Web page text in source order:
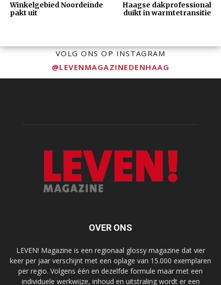
Winkelgebied Noordeinde
pakt uit
Haagse dakprofessional
duikt in warmtetransitie
VOLG ONS OP INSTAGRAM
@LEVENMAGAZINEDENHAAG
OVER ONS
LEVEN! Magazine is een regionaal glossy magazine dat vier
keer per jaar verschijnt met een oplage van 15.000 exemplaren
per regio. Volgens één en dezelfde formule maar met een
individuele werkwijze, inhoud en uitstraling wordt er een